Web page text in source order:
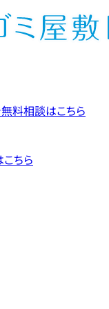
料相談はこちら
ちら